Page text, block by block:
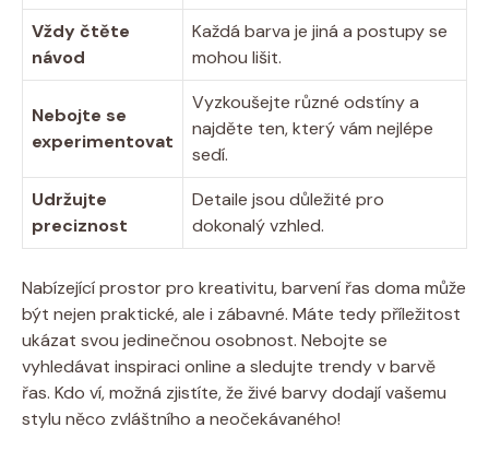
Vždy čtěte
návod
Každá barva je jiná a postupy se
mohou lišit.
Nebojte se
experimentovat
Vyzkoušejte různé odstíny a
najděte ten, který vám nejlépe
sedí.
Udržujte
preciznost
Detaile jsou důležité pro
dokonalý vzhled.
Nabízející prostor pro kreativitu, barvení řas doma může
být nejen praktické, ale i zábavné. Máte tedy příležitost
ukázat svou jedinečnou osobnost. Nebojte se
vyhledávat inspiraci online a sledujte trendy v barvě
řas. Kdo ví, možná zjistíte, že živé barvy dodají vašemu
stylu něco zvláštního a neočekávaného!